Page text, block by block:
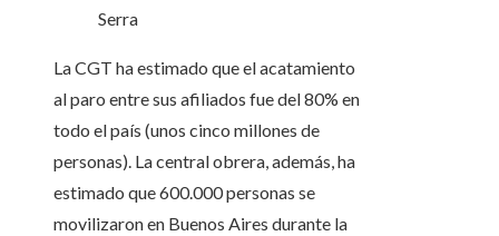
Serra
La CGT ha estimado que el acatamiento
al paro entre sus afiliados fue del 80% en
todo el país (unos cinco millones de
personas). La central obrera, además, ha
estimado que 600.000 personas se
movilizaron en Buenos Aires durante la